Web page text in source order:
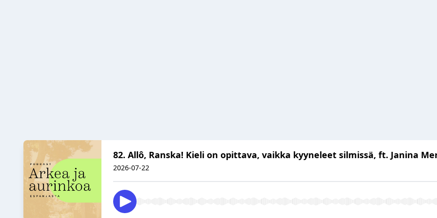
82. Allô, Ranska! Kieli on opittava, vaikka kyyneleet silmissä, ft. Janina
2026-07-22